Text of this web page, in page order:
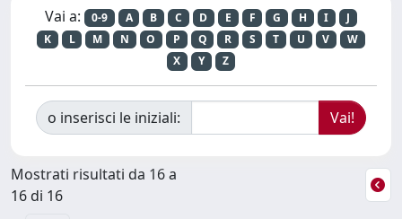
Vai a: 0-9 A B C D E F G H I
J
K
L M N O P Q R S T U V
W
X
Y Z
o inserisci le iniziali:
Mostrati risultati da 16 a
16 di 16